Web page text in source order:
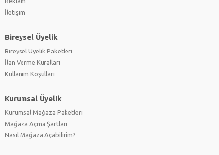
İletişim
Bireysel Üyelik
Bireysel Üyelik Paketleri
İlan Verme Kuralları
Kullanım Koşulları
Kurumsal Üyelik
Kurumsal Mağaza Paketleri
Mağaza Açma Şartları
Nasıl Mağaza Açabilirim?